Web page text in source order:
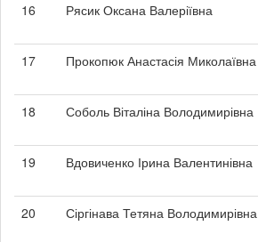
16
Рясик Оксана Валеріївна
17
Прокопюк Анастасія Миколаївна
18
Соболь Віталіна Володимирівна
19
Вдовиченко Ірина Валентинівна
20
Сіргінава Тетяна Володимирівна